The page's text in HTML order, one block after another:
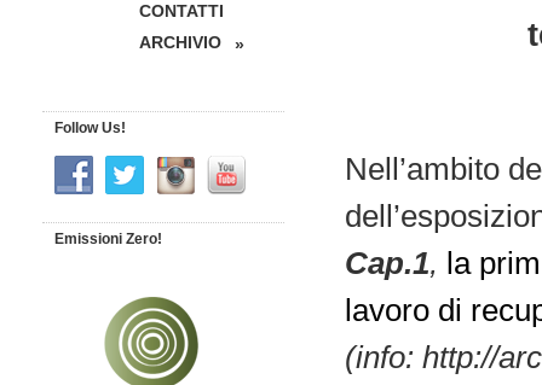
Nell’ambito
Cap.1, la
lavoro di
(info: http://
CONTATTI
ARCHIVIO
»
Follow Us!
Emissioni Zero!